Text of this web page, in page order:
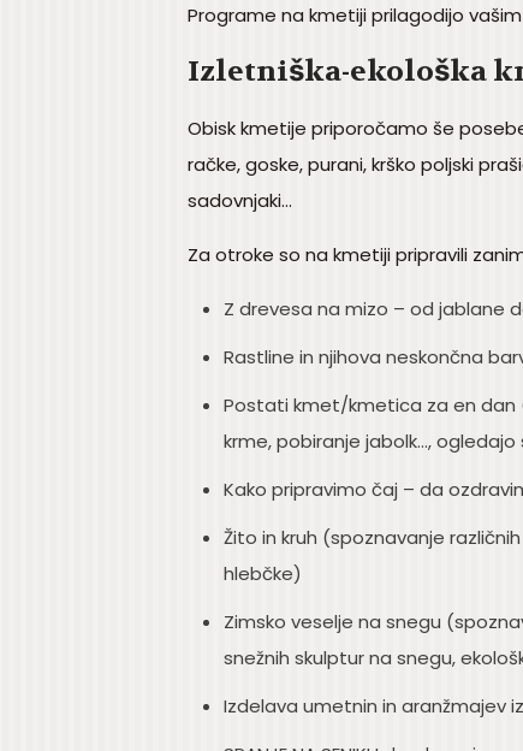
Programe na kmetiji prilagodijo
Izletniška-ekološka
Obisk kmetije priporočamo še
račke, goske, purani, krško poljski
sadovnjaki...
Za otroke so na kmetiji pripravili
Z drevesa na mizo – od jablane
Rastline in njihova neskončna
Postati kmet/kmetica za en dan
krme, pobiranje jabolk...,
Kako pripravimo čaj – da
Žito in kruh (spoznavanje
hlebčke)
Zimsko veselje na snegu
snežnih skulptur na snegu,
Izdelava umetnin in aranžmajev